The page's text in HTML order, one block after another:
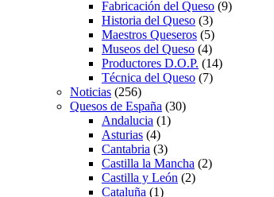
Fabricación del Queso (9)
Historia del Queso (3)
Maestros Queseros (5)
Museos del Queso (4)
Productores D.O.P. (14)
Técnica del Queso (7)
Noticias (256)
Quesos de España (30)
Andalucia (1)
Asturias (4)
Cantabria (3)
Castilla la Mancha (2)
Castilla y León (2)
Cataluña (1)